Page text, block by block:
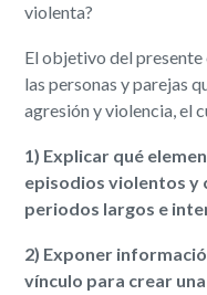
violenta?
El objetivo del
las personas y parejas
agresión y violencia, el
1) Explicar qué
episodios violentos y
periodos largos e
2) Exponer
vínculo para crear